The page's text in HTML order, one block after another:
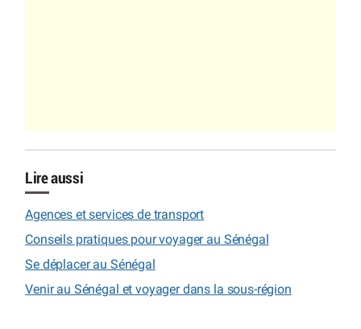
Lire aussi
Agences et services de transport
Conseils pratiques pour voyager au Sénégal
Se déplacer au Sénégal
Venir au Sénégal et voyager dans la sous-région